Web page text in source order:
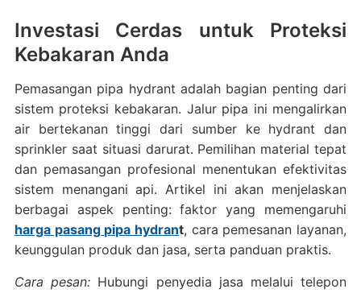
Investasi Cerdas untuk Proteksi
Kebakaran Anda
Pemasangan pipa hydrant adalah bagian penting dari
sistem proteksi kebakaran. Jalur pipa ini mengalirkan
air bertekanan tinggi dari sumber ke hydrant dan
sprinkler saat situasi darurat. Pemilihan material tepat
dan pemasangan profesional menentukan efektivitas
sistem menangani api. Artikel ini akan menjelaskan
berbagai aspek penting: faktor yang memengaruhi
harga pasang pipa hydrant, cara pemesanan layanan,
keunggulan produk dan jasa, serta panduan praktis.
Cara pesan: Hubungi penyedia jasa melalui telepon